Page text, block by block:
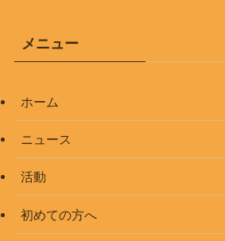
メニュー
ホーム
ニュース
活動
初めての方へ